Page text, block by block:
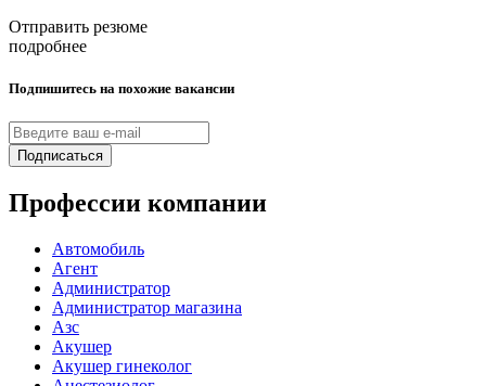
Отправить резюме
подробнее
Подпишитесь на похожие вакансии
Подписаться
Профессии компании
Автомобиль
Агент
Администратор
Администратор магазина
Азс
Акушер
Акушер гинеколог